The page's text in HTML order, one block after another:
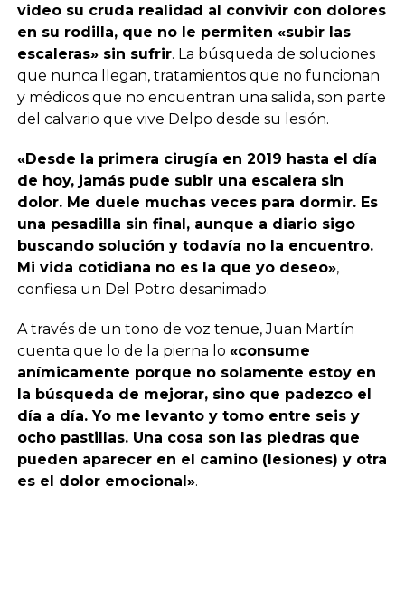
video su cruda realidad al convivir con dolores
en su rodilla, que no le permiten «subir las
escaleras» sin sufrir. La búsqueda de soluciones
que nunca llegan, tratamientos que no funcionan
y médicos que no encuentran una salida, son parte
del calvario que vive Delpo desde su lesión.
«Desde la primera cirugía en 2019 hasta el día
de hoy, jamás pude subir una escalera sin
dolor. Me duele muchas veces para dormir. Es
una pesadilla sin final, aunque a diario sigo
buscando solución y todavía no la encuentro.
Mi vida cotidiana no es la que yo deseo»,
confiesa un Del Potro desanimado.
A través de un tono de voz tenue, Juan Martín
cuenta que lo de la pierna lo «consume
anímicamente porque no solamente estoy en
la búsqueda de mejorar, sino que padezco el
día a día. Yo me levanto y tomo entre seis y
ocho pastillas. Una cosa son las piedras que
pueden aparecer en el camino (lesiones) y otra
es el dolor emocional».